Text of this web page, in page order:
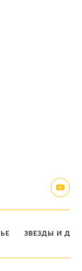
ЗВЕЗДЫ И